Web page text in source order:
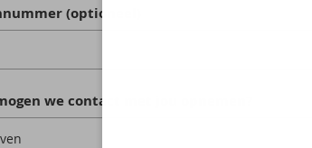
(optioneel)
we contact met jou opnemen?